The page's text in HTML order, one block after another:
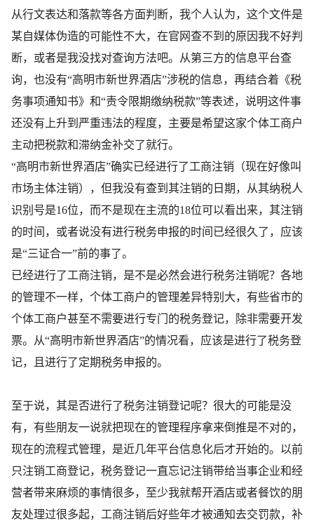
从行文表达和落款等各方面判断，我个人认为，这个文件是
某自媒体伪造的可能性不大，在官网查不到的原因我不好判
断，或者是我没找对查询方法吧。从第三方的信息平台查
询，也没有“高明市新世界酒店”涉税的信息，再结合着《税
务事项通知书》和“责令限期缴纳税款”等表述，说明这件事
还没有上升到严重违法的程度，主要是希望这家个体工商户
主动把税款和滞纳金补交了就行。
“高明市新世界酒店”确实已经进行了工商注销（现在好像叫
市场主体注销），但我没有查到其注销的日期，从其纳税人
识别号是16位，而不是现在主流的18位可以看出来，其注销
的时间，或者说没有进行税务申报的时间已经很久了，应该
是“三证合一”前的事了。
已经进行了工商注销，是不是必然会进行税务注销呢？各地
的管理不一样，个体工商户的管理差异特别大，有些省市的
个体工商户甚至不需要进行专门的税务登记，除非需要开发
票。从“高明市新世界酒店”的情况看，应该是进行了税务登
记，且进行了定期税务申报的。
至于说，其是否进行了税务注销登记呢？很大的可能是没
有，有些朋友一说就把现在的管理程序拿来倒推是不对的，
现在的流程式管理，是近几年平台信息化后才开始的。以前
只注销工商登记，税务登记一直忘记注销带给当事企业和经
营者带来麻烦的事情很多，至少我就帮开酒店或者餐饮的朋
友处理过很多起，工商注销后好些年才被通知去交罚款，补